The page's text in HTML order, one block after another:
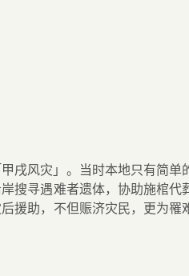
戌风灾」。当时本地只有简单
搜寻遇难者遗体，协助施棺代
援助，不但赈济灾民，更为罹